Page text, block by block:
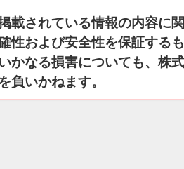
載されている情報の内容に
性および安全性を保証する
かなる損害についても、株
負いかねます。